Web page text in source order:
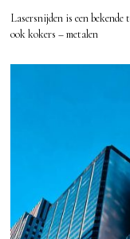
Lasersnijden is een
ook kokers – metalen